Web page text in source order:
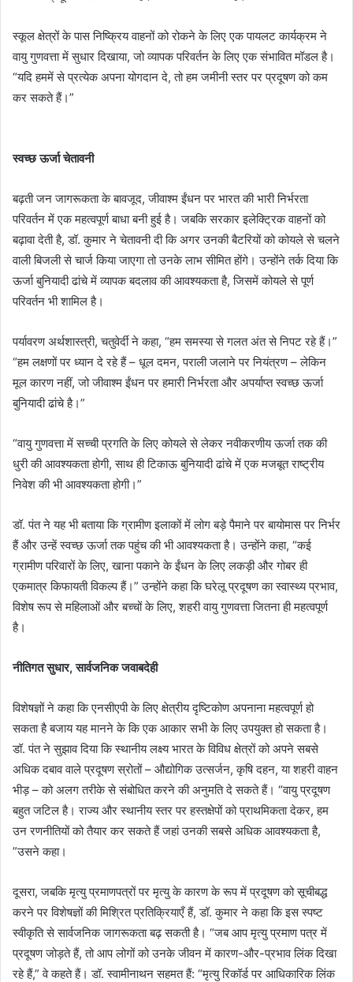
स्कूल क्षेत्रों के पास निष्क्रिय वाहनों को रोकने के लिए एक पायलट कार्यक्रम ने
वायु गुणवत्ता में सुधार दिखाया, जो व्यापक परिवर्तन के लिए एक संभावित मॉडल है।
“यदि हममें से प्रत्येक अपना योगदान दे, तो हम जमीनी स्तर पर प्रदूषण को कम
कर सकते हैं।”
स्वच्छ ऊर्जा चेतावनी
बढ़ती जन जागरूकता के बावजूद, जीवाश्म ईंधन पर भारत की भारी निर्भरता
परिवर्तन में एक महत्वपूर्ण बाधा बनी हुई है। जबकि सरकार इलेक्ट्रिक वाहनों को
बढ़ावा देती है, डॉ. कुमार ने चेतावनी दी कि अगर उनकी बैटरियों को कोयले से चलने
वाली बिजली से चार्ज किया जाएगा तो उनके लाभ सीमित होंगे। उन्होंने तर्क दिया कि
ऊर्जा बुनियादी ढांचे में व्यापक बदलाव की आवश्यकता है, जिसमें कोयले से पूर्ण
परिवर्तन भी शामिल है।
पर्यावरण अर्थशास्त्री, चतुवेर्दी ने कहा, “हम समस्या से गलत अंत से निपट रहे हैं।”
“हम लक्षणों पर ध्यान दे रहे हैं – धूल दमन, पराली जलाने पर नियंत्रण – लेकिन
मूल कारण नहीं, जो जीवाश्म ईंधन पर हमारी निर्भरता और अपर्याप्त स्वच्छ ऊर्जा
बुनियादी ढांचे है।”
“वायु गुणवत्ता में सच्ची प्रगति के लिए कोयले से लेकर नवीकरणीय ऊर्जा तक की
धुरी की आवश्यकता होगी, साथ ही टिकाऊ बुनियादी ढांचे में एक मजबूत राष्ट्रीय
निवेश की भी आवश्यकता होगी।”
डॉ. पंत ने यह भी बताया कि ग्रामीण इलाकों में लोग बड़े पैमाने पर बायोमास पर निर्भर
हैं और उन्हें स्वच्छ ऊर्जा तक पहुंच की भी आवश्यकता है। उन्होंने कहा, “कई
ग्रामीण परिवारों के लिए, खाना पकाने के ईंधन के लिए लकड़ी और गोबर ही
एकमात्र किफायती विकल्प हैं।” उन्होंने कहा कि घरेलू प्रदूषण का स्वास्थ्य प्रभाव,
विशेष रूप से महिलाओं और बच्चों के लिए, शहरी वायु गुणवत्ता जितना ही महत्वपूर्ण
है।
नीतिगत सुधार, सार्वजनिक जवाबदेही
विशेषज्ञों ने कहा कि एनसीएपी के लिए क्षेत्रीय दृष्टिकोण अपनाना महत्वपूर्ण हो
सकता है बजाय यह मानने के कि एक आकार सभी के लिए उपयुक्त हो सकता है।
डॉ. पंत ने सुझाव दिया कि स्थानीय लक्ष्य भारत के विविध क्षेत्रों को अपने सबसे
अधिक दबाव वाले प्रदूषण स्रोतों – औद्योगिक उत्सर्जन, कृषि दहन, या शहरी वाहन
भीड़ – को अलग तरीके से संबोधित करने की अनुमति दे सकते हैं। “वायु प्रदूषण
बहुत जटिल है। राज्य और स्थानीय स्तर पर हस्तक्षेपों को प्राथमिकता देकर, हम
उन रणनीतियों को तैयार कर सकते हैं जहां उनकी सबसे अधिक आवश्यकता है,
”उसने कहा।
दूसरा, जबकि मृत्यु प्रमाणपत्रों पर मृत्यु के कारण के रूप में प्रदूषण को सूचीबद्ध
करने पर विशेषज्ञों की मिश्रित प्रतिक्रियाएँ हैं, डॉ. कुमार ने कहा कि इस स्पष्ट
स्वीकृति से सार्वजनिक जागरूकता बढ़ सकती है। “जब आप मृत्यु प्रमाण पत्र में
प्रदूषण जोड़ते हैं, तो आप लोगों को उनके जीवन में कारण-और-प्रभाव लिंक दिखा
रहे हैं,” वे कहते हैं। डॉ. स्वामीनाथन सहमत हैं: “मृत्यु रिकॉर्ड पर आधिकारिक लिंक